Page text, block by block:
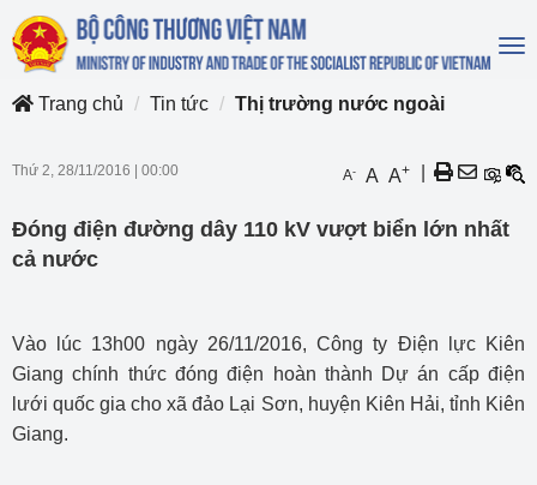
Trang chủ
Tin tức Thị trường nước ngoài
Thứ 2, 28/11/2016 00:00 A- A A+
Đóng điện đường dây 110 kV vượt biển lớn nhất
cả nước
Vào lúc 13h00 ngày 26/11/2016, Công ty Điện lực Kiên
Giang chính thức đóng điện hoàn thành Dự án cấp điện
lưới quốc gia cho xã đảo Lại Sơn, huyện Kiên Hải, tỉnh Kiên
Giang.